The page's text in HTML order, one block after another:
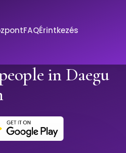
FAQÉrintkezés
in Daegu